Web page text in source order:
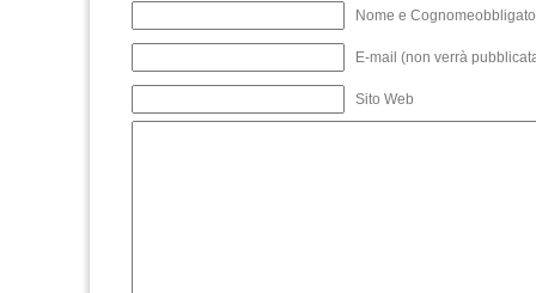
Nome e
E-mail (non verrà
Sito Web